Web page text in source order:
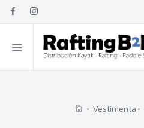
Vestimenta